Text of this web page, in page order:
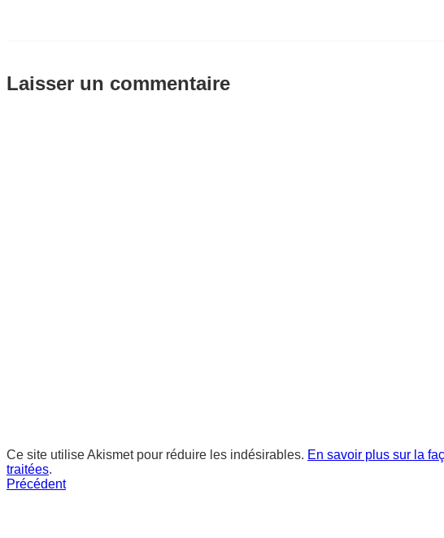
Laisser un commentaire
Ce site utilise Akismet pour réduire les indésirables. En savoir plus sur la
traitées.
Précédent